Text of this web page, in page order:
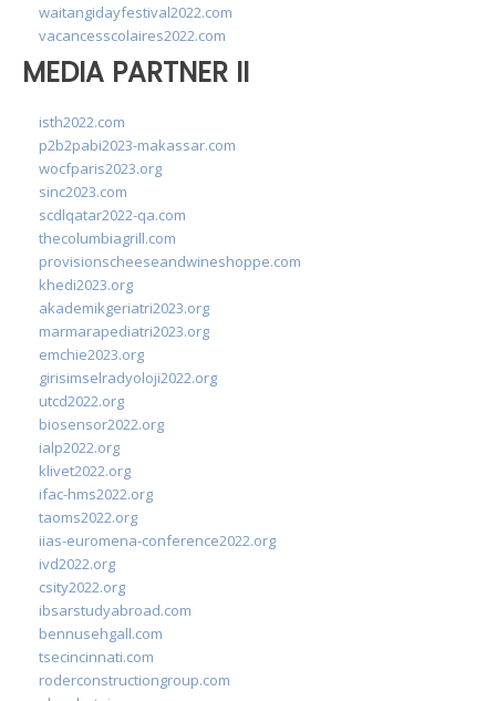
waitangidayfestival2022.com
vacancesscolaires2022.com
MEDIA PARTNER II
isth2022.com
p2b2pabi2023-makassar.com
wocfparis2023.org
sinc2023.com
scdlqatar2022-qa.com
thecolumbiagrill.com
provisionscheeseandwineshoppe.com
khedi2023.org
akademikgeriatri2023.org
marmarapediatri2023.org
emchie2023.org
girisimselradyoloji2022.org
utcd2022.org
biosensor2022.org
ialp2022.org
klivet2022.org
ifac-hms2022.org
taoms2022.org
iias-euromena-conference2022.org
ivd2022.org
csity2022.org
ibsarstudyabroad.com
bennusehgall.com
tsecincinnati.com
roderconstructiongroup.com